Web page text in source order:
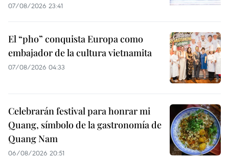
07/08/2026 23:41
El “pho” conquista Europa como
embajador de la cultura vietnamita
07/08/2026 04:33
Celebrarán festival para honrar mi
Quang, símbolo de la gastronomía de
Quang Nam
06/08/2026 20:51